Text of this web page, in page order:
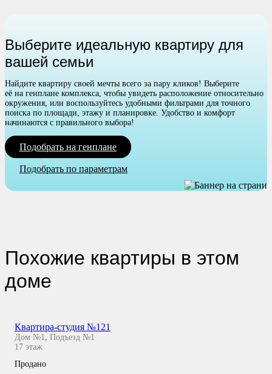
Выберите идеальную квартиру для
вашей семьи
Найдите квартиру своей мечты всего за пару кликов! Выберите
её на генплане комплекса, чтобы увидеть расположение относительно
окружения, или воспользуйтесь удобными фильтрами для точного
поиска по площади, этажу и планировке. Удобство и комфорт
начинаются с правильного выбора!
Подобрать на генплане
Подобрать по параметрам
Похожие квартиры в этом
доме
Квартира-студия №121
Дом №1, Подъезд №1
17 этаж
Продано